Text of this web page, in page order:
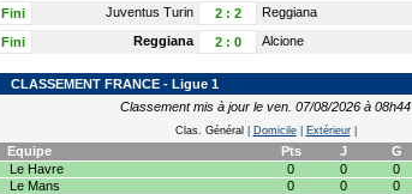
Fini Juventus Turin 2: 2 Reggiana
Fini Reggiana 2: 0 Alcione
CLASSEMENT FRANCE - Ligue 1
Classement mis à jour le ven. 07/08/2026 à 08h44
Clas. Général Domicile| Extérieur|
Equipe Pts J G
Le Havre 0 0 0
Le Mans 0 0 0